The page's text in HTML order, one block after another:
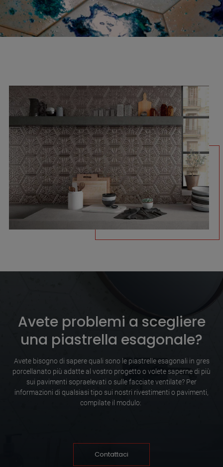
Avete problemi a scegliere
una piastrella esagonale?
Avete bisogno di sapere quali sono le piastrelle esagonali in gres
porcellanato più adatte al vostro progetto o volete saperne di più
sui pavimenti sopraelevati o sulle facciate ventilate? Per
informazioni di qualsiasi tipo sui nostri rivestimenti o pavimenti,
compilate il modulo:
Contattaci